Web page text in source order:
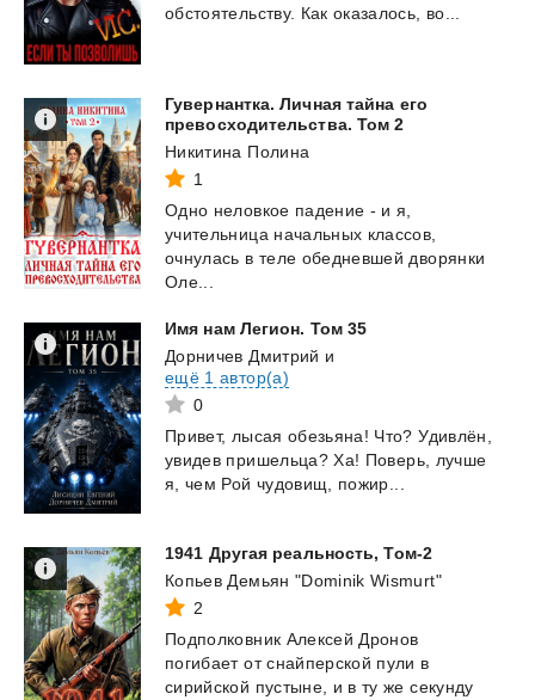
обстоятельству. Как оказалось, во...
Гувернантка. Личная тайна его
превосходительства. Том 2
Никитина Полина
1
Одно неловкое падение - и я,
учительница начальных классов,
очнулась в теле обедневшей дворянки
Оле...
Имя нам Легион. Том 35
Дорничев Дмитрий и
ещё 1 автор(а)
0
Привет, лысая обезьяна! Что? Удивлён,
увидев пришельца? Ха! Поверь,
лучше
я,
чем Рой чудовищ, пожир...
1941 Другая реальность, Том-2
Копьев Демьян "Dominik Wismurt"
2
Подполковник Алексей Дронов
погибает от снайперской пули в
сирийской пустыне, и в ту же секунду